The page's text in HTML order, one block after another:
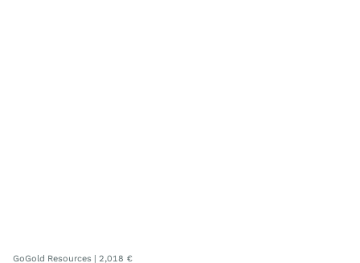
GoGold Resources | 2,018 €